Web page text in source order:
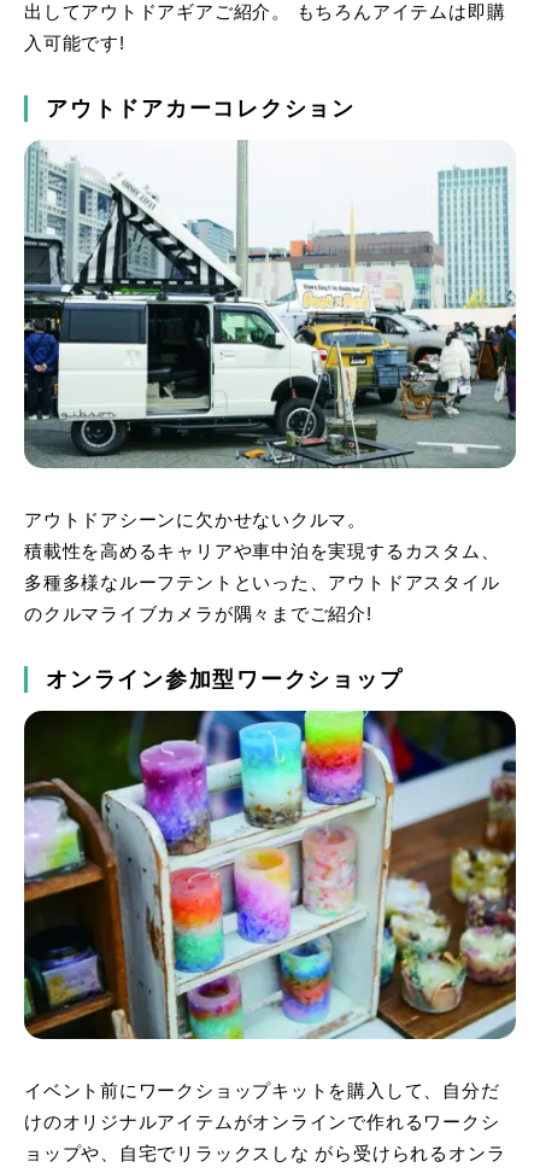
出してアウトドアギアご紹介。 もちろんアイテムは即購
入可能です!
アウトドアカーコレクション
アウトドアシーンに欠かせないクルマ。
積載性を高めるキャリアや車中泊を実現するカスタム、
多種多様なルーフテントといった、アウトドアスタイル
のクルマライブカメラが隅々までご紹介!
オンライン参加型ワークショップ
イベント前にワークショップキットを購入して、自分だ
けのオリジナルアイテムがオンラインで作れるワークシ
ョップや、自宅でリラックスしな がら受けられるオンラ